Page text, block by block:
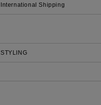
International Shipping
STYLING